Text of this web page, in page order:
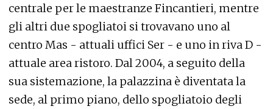
centrale per le maestranze Fincantieri, mentre
gli altri due spogliatoi si trovavano uno al
centro Mas - attuali uffici Ser - e uno in riva D -
attuale area ristoro. Dal 2004, a seguito della
sua sistemazione, la palazzina è diventata la
sede, al primo piano, dello spogliatoio degli